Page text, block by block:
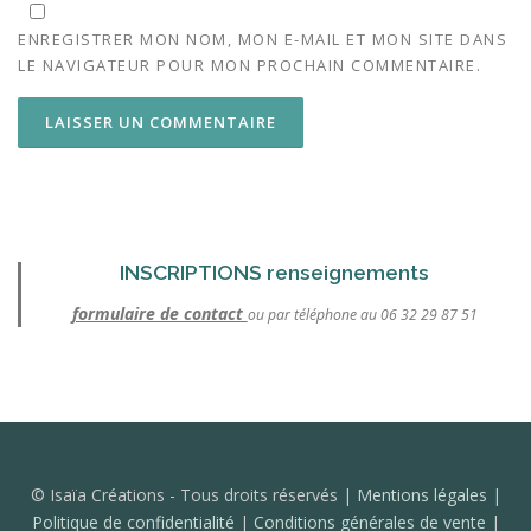
ENREGISTRER MON NOM, MON E-MAIL ET MON SITE DANS
LE NAVIGATEUR POUR MON PROCHAIN COMMENTAIRE.
INSCRIPTIONS renseignements
formulaire de contact ou par téléphone au 06 32 29 87 51
© Isaïa Créations - Tous droits réservés | Mentions légales |
Politique de confidentialité | Conditions générales de vente |